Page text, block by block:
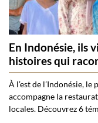
En Indonésie, ils
histoires qui
À l’est de l’Indonésie,
accompagne la
locales. Découvrez 6